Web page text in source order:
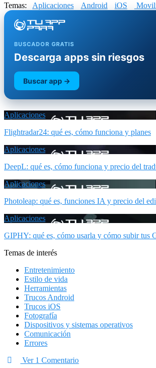
Temas: Aplicaciones Android iOS
BUSCADOR GRATIS
Descarga apps sin riesgos
Buscar app →
Aplicaciones
Flightradar24: qué es, cómo funciona y planes
Aplicaciones
DeepL: qué es, cómo funciona y precio del
Aplicaciones
Photoleap: qué es, funciones IA y precio del
Aplicaciones
GIPHY: qué es, cómo usarla y cómo subir tus
Temas de interés
Entretenimiento
Estilo de vida
Herramientas
Trucos Android
Trucos iOS
Fotografía
Dispositivos y sistemas operativos
Comunicación
Errores
Ver 1 Comentario